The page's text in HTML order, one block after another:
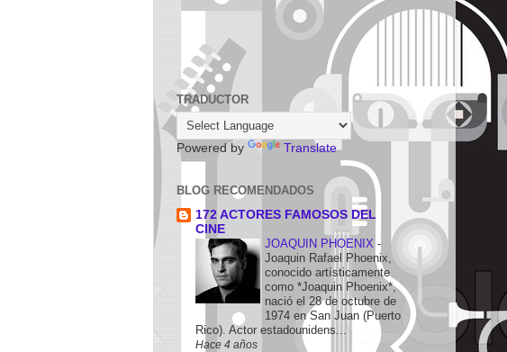
TRADUCTOR
Powered by Translate
BLOG RECOMENDADOS
172 ACTORES FAMOSOS DEL
CINE
JOAQUIN PHOENIX -
Joaquin Rafael Phoenix,
conocido artísticamente
como *Joaquin Phoenix*,
nació el 28 de octubre de
1974 en San Juan (Puerto
Rico). Actor estadounidens...
Hace 4 años